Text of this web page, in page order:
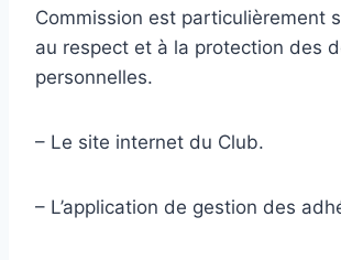
Commission est particulièrement
au respect et à la protection des
personnelles.
– Le site internet du Club.
– L’application de gestion des